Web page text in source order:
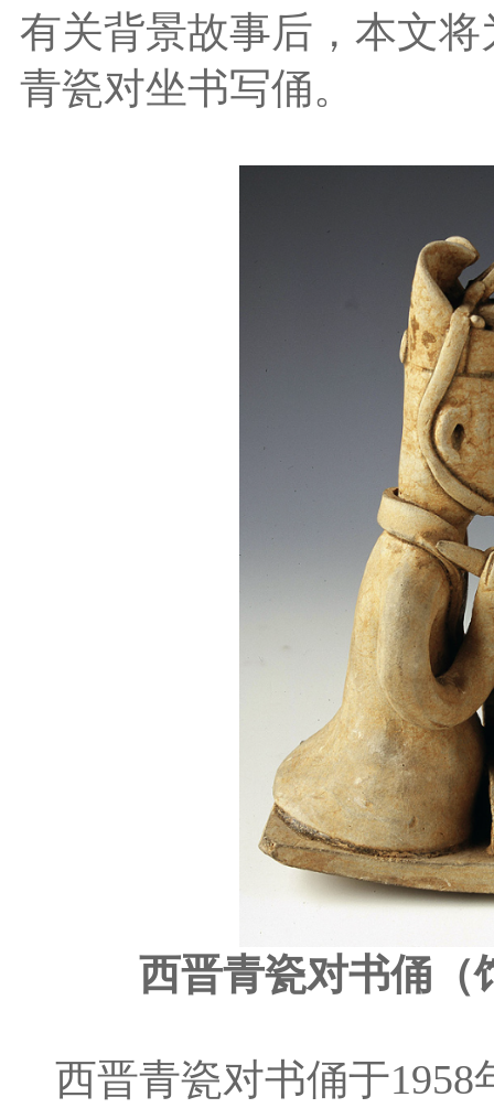
有关背景故事后，本文
青瓷对坐书写俑。
西晋青瓷对书俑（
西晋青瓷对书俑于